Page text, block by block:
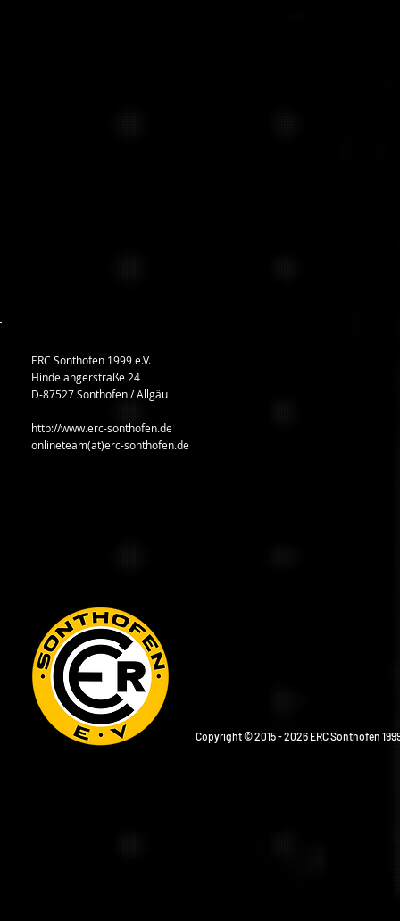
ERC Sonthofen 1999 e.V.
Hindelangerstraße 24
D-87527 Sonthofen / Allgäu
http://www.erc-sonthofen.de
onlineteam(at)erc-sonthofen.de
Copyright © 2015 - 2026 ERC Sonthofen